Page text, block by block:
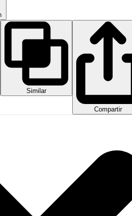
Similar
Compartir